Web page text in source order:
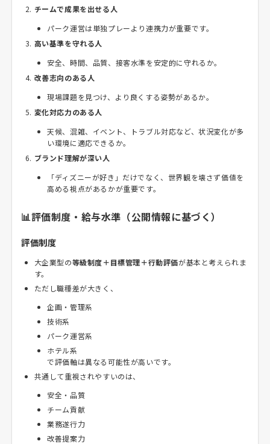
チームで成果を出せる人
パーク運営は単独プレーより連携力が重要です。
高い基準を守れる人
安全、時間、品質、接客水準を安定的に守れるか。
改善志向のある人
現場課題を見つけ、より良くする姿勢があるか。
変化対応力のある人
天候、混雑、イベント、トラブル対応など、状況変化が多
い環境に適応できるか。
ブランド理解が深い人
「ディズニーが好き」だけでなく、世界観を壊さず価値を
高める視点があるかが重要です。
📊評価制度・給与水準（公開情報に基づく）
評価制度
大企業型の等級制度＋目標管理＋行動評価が基本と考えられま
す。
ただし職種差が大きく、
企画・管理系
技術系
パーク運営系
ホテル系
で評価軸は異なる可能性が高いです。
共通して重視されやすいのは、
安全・品質
チーム貢献
業務遂行力
改善提案力